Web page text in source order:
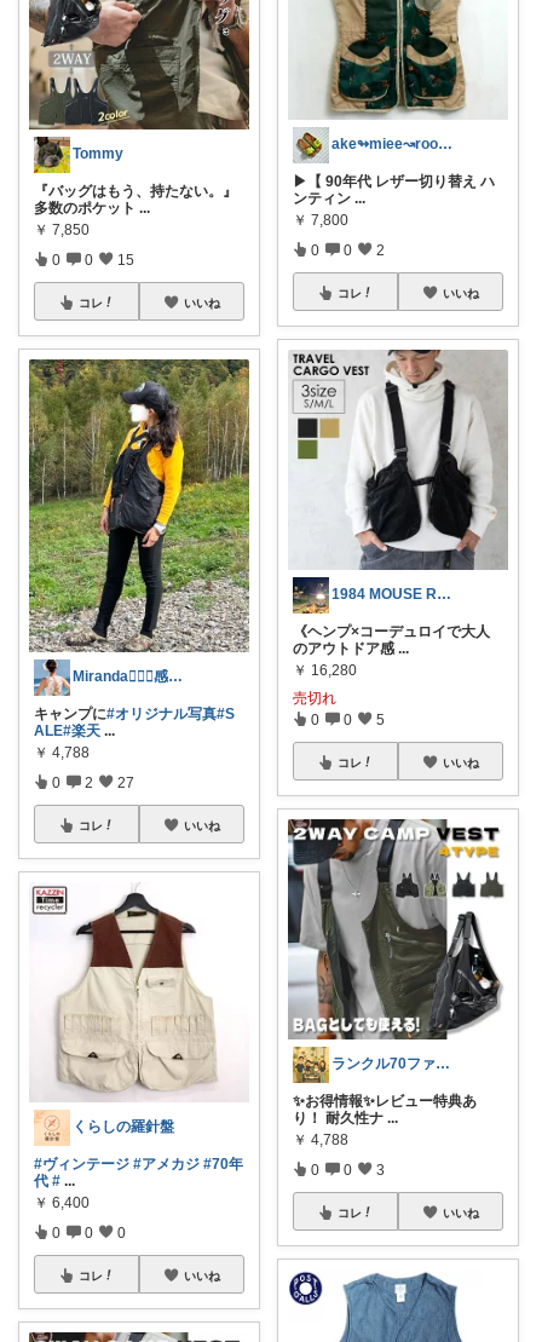
Tommy
『バッグはもう、持たない。』
多数のポケット ...
￥ 7,850
0 0 15
コレ いいね
Miranda👰🏻‍♀️感謝🙏
キャンプに#オリジナル写真#S
ALE#楽天 ...
￥ 4,788
0 2 27
コレ いいね
くらしの羅針盤
#ヴィンテージ #アメカジ #70年
代 # ...
￥ 6,400
0 0 0
コレ いいね
ake↬miee↝room✰=
▶【 90年代 レザー切り替え ハ
ンティン ...
￥ 7,800
0 0 2
コレ いいね
1984 MOUSE ROOM
《ヘンプ×コーデュロイで大人
のアウトドア感 ...
￥ 16,280
売切れ
0 0 5
コレ いいね
ランクル70ファミリー便利なROOM🚙
✨お得情報✨レビュー特典あ
り！ 耐久性ナ ...
￥ 4,788
0 0 3
コレ いいね